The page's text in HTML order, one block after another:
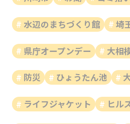
水辺のまちづくり館 埼
県庁オープンデー 大相
防災 ひょうたん池
ライフジャケット ヒル